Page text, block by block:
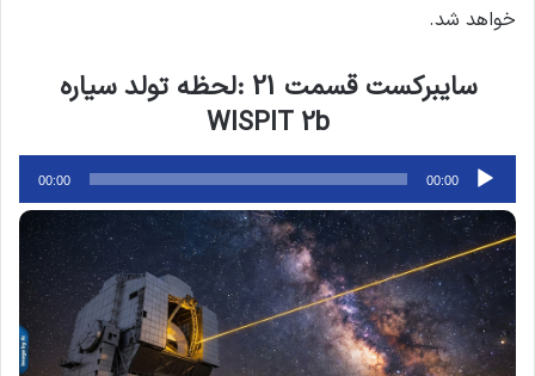
خواهد شد.
سایبرکست قسمت 21 :لحظه تولد سیاره
WISPIT 2b
پخش‌کننده
صوت
00:00
00:00